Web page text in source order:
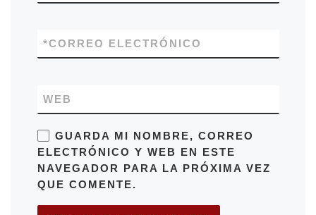
CORREO ELECTRÓNICO
*
WEB
GUARDA MI NOMBRE, CORREO
ELECTRÓNICO Y WEB EN ESTE
NAVEGADOR PARA LA PRÓXIMA VEZ
QUE COMENTE.